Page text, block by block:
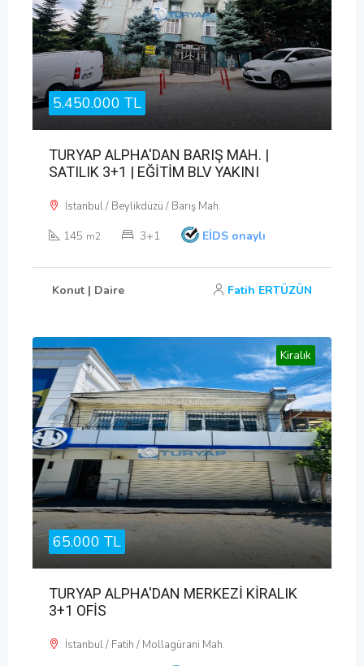
5.450.000 TL
TURYAP ALPHA'DAN BARIŞ MAH. |
SATILIK 3+1 | EĞİTİM BLV YAKINI
İstanbul / Beylikdüzü / Barış Mah.
145 m2 3+1 EİDS onaylı
Konut | Daire Fatih ERTÜZÜN
Kiralık
65.000 TL
TURYAP ALPHA'DAN MERKEZİ KİRALIK
3+1 OFİS
İstanbul / Fatih / Mollagürani Mah.